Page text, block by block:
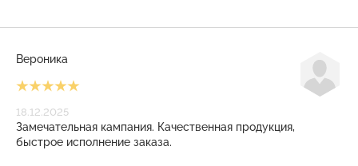
Вероника
18.12.2025
Замечательная кампания. Качественная продукция,
быстрое исполнение заказа.